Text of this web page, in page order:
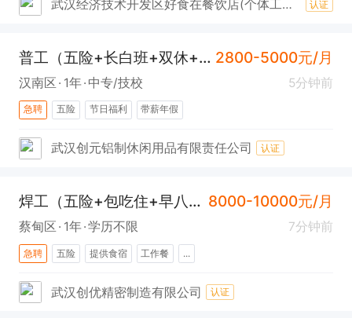
武汉经济技术开发区好食在餐饮店(个体工商户) 认证
普工（五险+长白班+双休+汉南） 2800-5000元/月
汉南区 1年 中专/技校 5分钟前
急聘 五险 节日福利 带薪年假
武汉创元铝制休闲用品有限责任公司 认证
焊工（五险+包吃住+早八晚五+常福） 8000-10000元/月
蔡甸区 1年 学历不限 7分钟前
急聘 五险 提供食宿 工作餐 ...
武汉创优精密制造有限公司 认证